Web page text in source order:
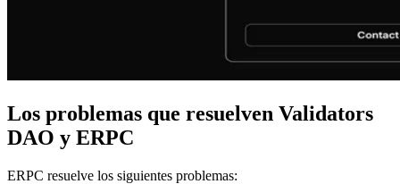
Los problemas que resuelven Validators
DAO y ERPC
ERPC resuelve los siguientes problemas: